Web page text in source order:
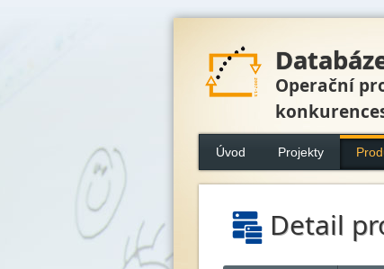
Operační
Úvod Projekty
Detail